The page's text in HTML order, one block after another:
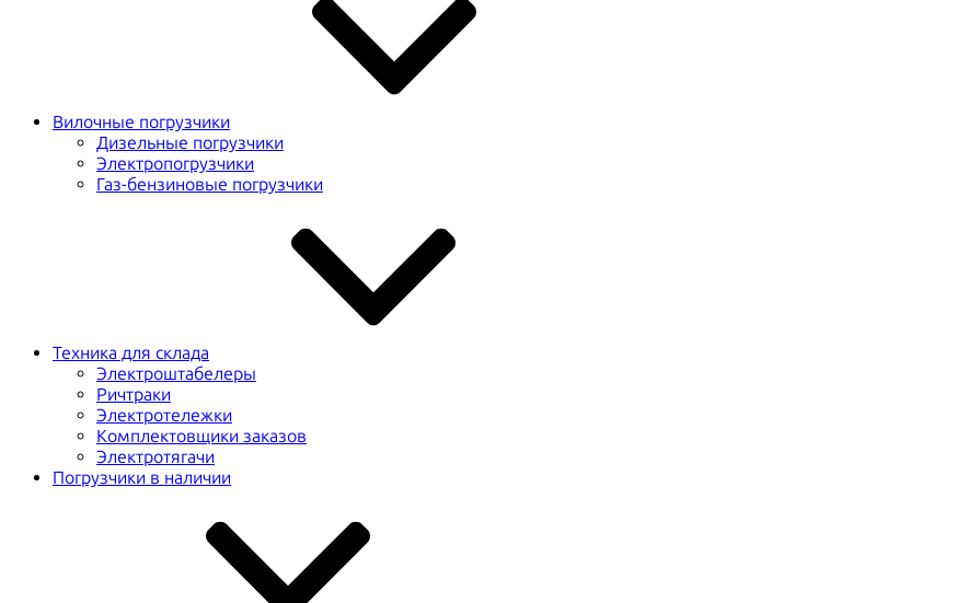
Вилочные погрузчики
Дизельные погрузчики
Электропогрузчики
Газ-бензиновые погрузчики
Техника для склада
Электроштабелеры
Ричтраки
Электротележки
Комплектовщики заказов
Электротягачи
Погрузчики в наличии